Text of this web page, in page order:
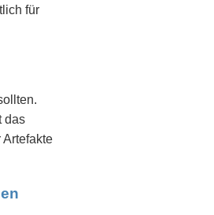
für
das